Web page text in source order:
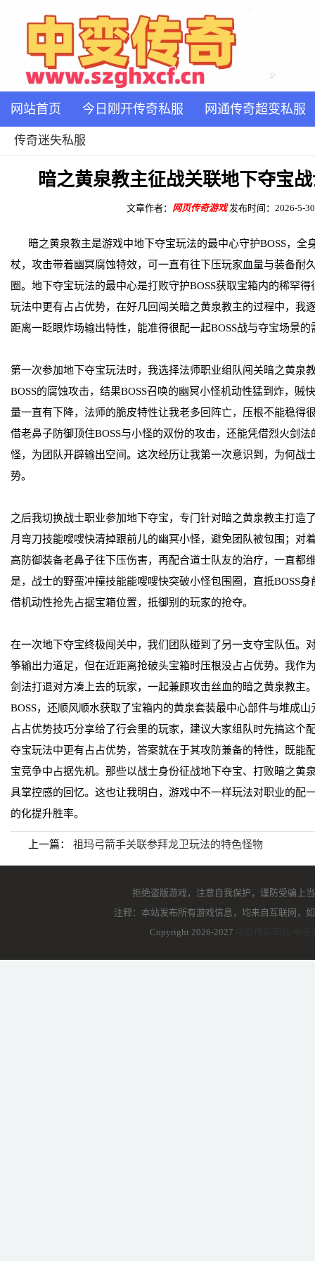
网站首页 今日刚开传奇私服 网通传奇超变私服
传奇迷失私服
暗之黄泉教主征战关联地下夺宝
文章作者： 网页传奇游戏 发布时间：2026-5-
暗之黄泉教主是游戏中地下夺宝玩法的最中心守护BOSS，全
杖，攻击带着幽冥腐蚀特效，可一直有往下压玩家血量与装备耐
圈。地下夺宝玩法的最中心是打败守护BOSS获取宝箱内的稀罕
玩法中更有占占优势，在好几回闯关暗之黄泉教主的过程中，我
距离一眨眼炸场输出特性，能准得很配一起BOSS战与夺宝场景的
第一次参加地下夺宝玩法时，我选择法师职业组队闯关暗之黄泉
BOSS的腐蚀攻击，结果BOSS召唤的幽冥小怪机动性猛到炸，贼
量一直有下降，法师的脆皮特性让我老多回阵亡，压根不能稳得
借老鼻子防御顶住BOSS与小怪的双份的攻击，还能凭借烈火剑
怪，为团队开辟输出空间。这次经历让我第一次意识到，为何战
势。
之后我切换战士职业参加地下夺宝，专门针对暗之黄泉教主打造
月弯刀技能嗖嗖快清掉跟前儿的幽冥小怪，避免团队被包围；对
高防御装备老鼻子往下压伤害，再配合道士队友的治疗，一直都
是，战士的野蛮冲撞技能能嗖嗖快突破小怪包围圈，直抵BOSS
借机动性抢先占据宝箱位置，抵御别的玩家的抢夺。
在一次地下夺宝终极闯关中，我们团队碰到了另一支夺宝队伍。
筝输出力道足，但在近距离抢破头宝箱时压根没占占优势。我作
剑法打退对方凑上去的玩家，一起兼顾攻击丝血的暗之黄泉教主
BOSS，还顺风顺水获取了宝箱内的黄泉套装最中心部件与堆成
占占优势技巧分享给了行会里的玩家，建议大家组队时先搞这个
夺宝玩法中更有占占优势，答案就在于其攻防兼备的特性，既能
宝竞争中占据先机。那些以战士身份征战地下夺宝、打败暗之黄
具掌控感的回忆。这也让我明白，游戏中不一样玩法对职业的配
的化提升胜率。
上一篇： 祖玛弓箭手关联参拜龙卫玩法的特色怪物
拒绝盗版游戏，注意自我保护，谨防受骗上
注释：本站发布所有游戏信息，均来自互联网，
Copyright 2026-2027